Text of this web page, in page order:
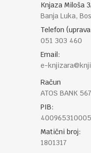
Knjaza Miloša
Banja Luka,
Telefon
051 303 460
Email:
e-
Račun
ATOS BANK
PIB:
400965310005
Matični broj:
1801317